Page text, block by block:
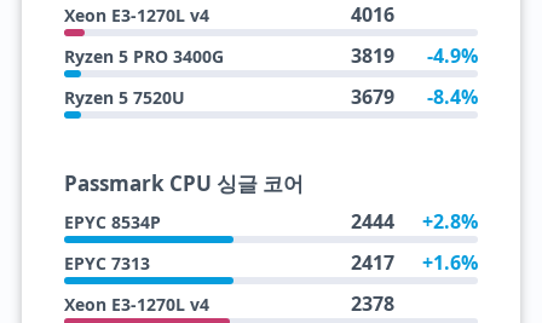
Xeon E3-1270L v4 4016
Ryzen 5 PRO 3400G 3819 -4.9%
Ryzen 5 7520U 3679 -8.4%
Passmark CPU 싱글 코어
EPYC 8534P 2444 +2.8%
EPYC 7313 2417 +1.6%
Xeon E3-1270L v4 2378